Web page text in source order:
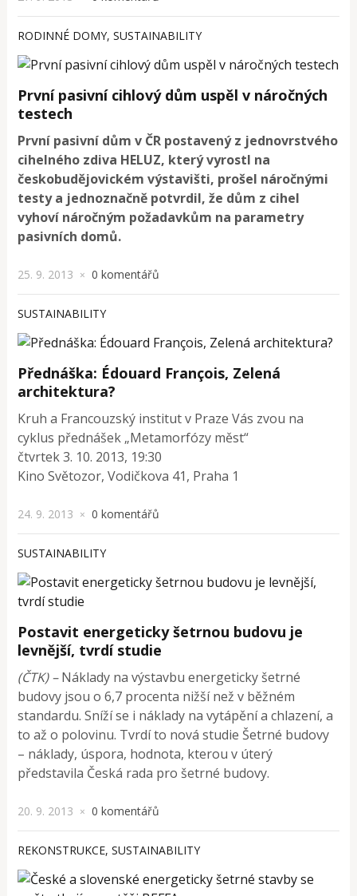
RODINNÉ DOMY,SUSTAINABILITY
První pasivní cihlový dům uspěl v náročných
testech
První pasivní dům v ČR postavený z jednovrstvého
cihelného zdiva HELUZ, který vyrostl na
českobudějovickém výstavišti, prošel náročnými
testy a jednoznačně potvrdil, že dům z cihel
vyhoví náročným požadavkům na parametry
pasivních domů.
25. 9. 2013 × 0 komentářů
SUSTAINABILITY
Přednáška: Édouard François, Zelená
architektura?
Kruh a Francouzský institut v Praze Vás zvou na
cyklus přednášek „Metamorfózy měst“
čtvrtek 3. 10. 2013, 19:30
Kino Světozor, Vodičkova 41, Praha 1
24. 9. 2013 × 0 komentářů
SUSTAINABILITY
Postavit energeticky šetrnou budovu je
levnější, tvrdí studie
(ČTK) –Náklady na výstavbu energeticky šetrné
budovy jsou o 6,7 procenta nižší než v běžném
standardu. Sníží se i náklady na vytápění a chlazení, a
to až o polovinu. Tvrdí to nová studie Šetrné budovy
– náklady, úspora, hodnota, kterou v úterý
představila Česká rada pro šetrné budovy.
20. 9. 2013 × 0 komentářů
REKONSTRUKCE,SUSTAINABILITY